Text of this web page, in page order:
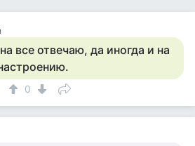
все отвечаю, да иногда и на
0